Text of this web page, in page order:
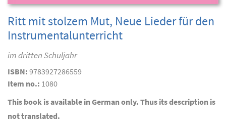
Ritt mit stolzem Mut, Neue Lieder für den
Instrumentalunterricht
im dritten Schuljahr
ISBN: 9783927286559
Item no.: 1080
This book is available in German only. Thus its description is
not translated.